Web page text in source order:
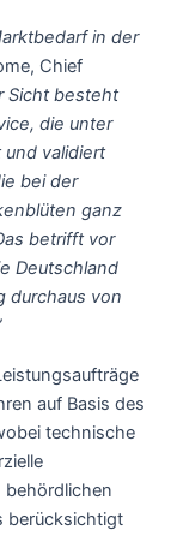
in der
Chief
Sicht besteht
die unter
validiert
bei der
ganz
betrifft vor
Deutschland
durchaus von
auf Basis des
technische
behördlichen
berücksichtigt